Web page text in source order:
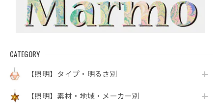
CATEGORY
【照明】タイプ・明るさ別
【照明】素材・地域・メーカー別